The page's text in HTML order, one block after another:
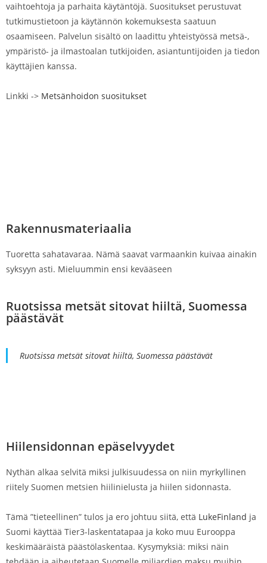
vaihtoehtoja ja parhaita käytäntöjä. Suositukset perustuvat
tutkimustietoon ja käytännön kokemuksesta saatuun
osaamiseen. Palvelun sisältö on laadittu yhteistyössä metsä-,
ympäristö- ja ilmastoalan tutkijoiden, asiantuntijoiden ja tiedon
käyttäjien kanssa.
Linkki -> Metsänhoidon suositukset
Rakennusmateriaalia
Tuoretta sahatavaraa. Nämä saavat varmaankin kuivaa ainakin
syksyyn asti. Mieluummin ensi kevääseen
Ruotsissa metsät sitovat hiiltä, Suomessa
päästävät
Ruotsissa metsät sitovat hiiltä, Suomessa päästävät
Hiilensidonnan epäselvyydet
Nythän alkaa selvitä miksi julkisuudessa on niin myrkyllinen
riitely Suomen metsien hiilinielusta ja hiilen sidonnasta.
Tämä ”tieteellinen” tulos ja ero johtuu siitä, että LukeFinland ja
Suomi käyttää Tier3-laskentatapaa ja koko muu Eurooppa
keskimääräistä päästölaskentaa. Kysymyksiä: miksi näin